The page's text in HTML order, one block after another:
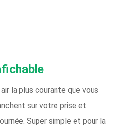
la plus courante que vous
sur votre prise et
Super simple et pour la